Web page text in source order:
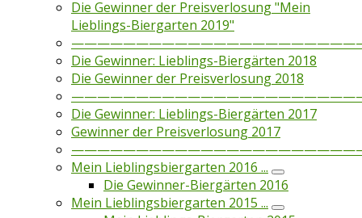
Die Gewinner der Preisverlosung "Mein
Lieblings-Biergarten 2019"
Die Gewinner: Lieblings-Biergärten 2018
Die Gewinner der Preisverlosung 2018
Die Gewinner: Lieblings-Biergärten 2017
Gewinner der Preisverlosung 2017
Mein Lieblingsbiergarten 2016 ...
Die Gewinner-Biergärten 2016
Mein Lieblingsbiergarten 2015 ...